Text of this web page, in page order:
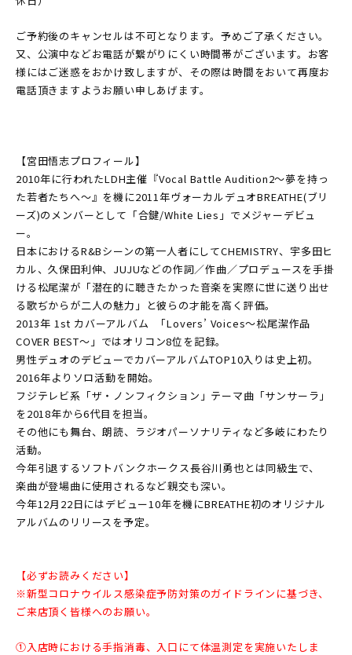
ご予約後のキャンセルは不可となります。予めご了承ください。
又、公演中などお電話が繋がりにくい時間帯がございます。お客
様にはご迷惑をおかけ致しますが、その際は時間をおいて再度お
電話頂きますようお願い申しあげます。
【宮田悟志プロフィール】
2010年に行われたLDH主催『Vocal Battle Audition2～夢を持っ
た若者たちへ～』を機に2011年ヴォーカルデュオBREATHE(ブリ
ーズ)のメンバーとして「合鍵/White Lies」でメジャーデビュ
ー。
日本におけるR&Bシーンの第一人者にしてCHEMISTRY、宇多田ヒ
カル、久保田利伸、JUJUなどの作詞／作曲／プロデュースを手掛
ける松尾潔が「潜在的に聴きたかった音楽を実際に世に送り出せ
る歌ぢからが二人の魅力」と彼らの才能を高く評価。
2013年 1st カバーアルバム 「Lovers’ Voices～松尾潔作品
COVER BEST～」ではオリコン8位を記録。
男性デュオのデビューでカバーアルバムTOP10入りは史上初。
2016年よりソロ活動を開始。
フジテレビ系「ザ・ノンフィクション」テーマ曲「サンサーラ」
を2018年から6代目を担当。
その他にも舞台、朗読、ラジオパーソナリティなど多岐にわたり
活動。
今年引退するソフトバンクホークス長谷川勇也とは同級生で、
楽曲が登場曲に使用されるなど親交も深い。
今年12月22日にはデビュー10年を機にBREATHE初のオリジナル
アルバムのリリースを予定。
【必ずお読みください】
※新型コロナウイルス感染症予防対策のガイドラインに基づき、
ご来店頂く皆様へのお願い。
①入店時における手指消毒、入口にて体温測定を実施いたしま